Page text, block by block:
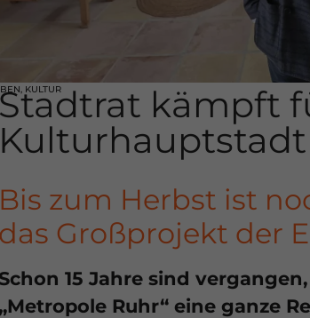
, KULTUR
kämpft
Kulturhauptstadt
Bis zum Herbst ist
das Großprojekt der
Schon 15 Jahre sind
„Metropole Ruhr“ eine ganze